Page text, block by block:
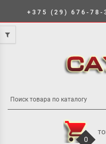
+375 (29) 676-78-
0